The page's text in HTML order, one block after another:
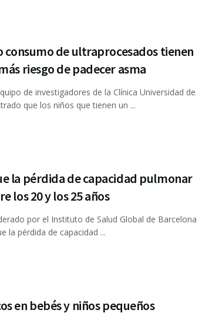
consumo de ultraprocesados tienen
riesgo de padecer asma
de investigadores de la Clínica Universidad de
que los niños que tienen un ...
la pérdida de capacidad pulmonar
los 20 y los 25 años
por el Instituto de Salud Global de Barcelona
la pérdida de capacidad ...
en bebés y niños pequeños